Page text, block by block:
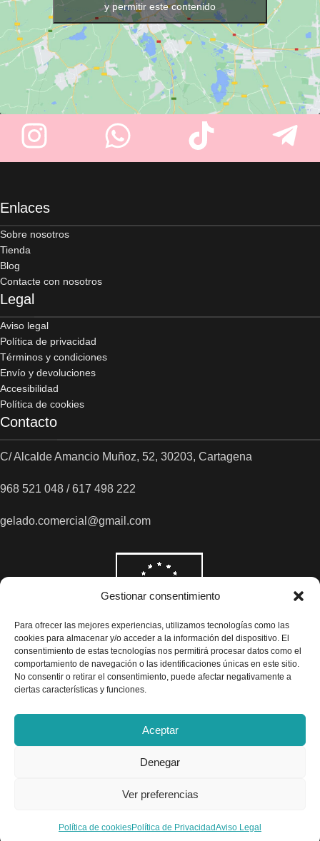
Gestionar consentimiento
Para ofrecer las mejores experiencias, utilizamos tecnologías como las
cookies para almacenar y/o acceder a la información del dispositivo. El
consentimiento de estas tecnologías nos permitirá procesar datos como el
comportamiento de navegación o las identificaciones únicas en este sitio.
No consentir o retirar el consentimiento, puede afectar negativamente a
ciertas características y funciones.
Aceptar
Denegar
Ver preferencias
Política de cookiesPolítica de PrivacidadAviso Legal
fondo azul hace que la
experiencia sea más agradable
para los más pequeños.
y permitir este contenido
Enlaces
Sobre nosotros
Tienda
Blog
Contacte con nosotros
Legal
Aviso legal
Política de privacidad
Términos y condiciones
Envío y devoluciones
Accesibilidad
Política de cookies
Contacto
C/ Alcalde Amancio Muñoz, 52, 30203, Cartagena
968 521 048 / 617 498 222
gelado.comercial@gmail.com